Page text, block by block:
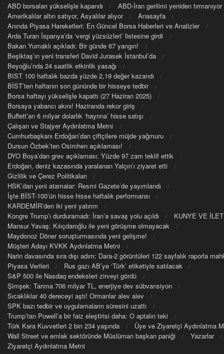
ABD borsaları yükselişle kapandı
ABD-İran gerilimi yeniden tırmanıyor
Amerikalılar altın satıyor, Asyalılar alıyor
Anasayfa
Anında Piyasa Hareketleri: En Güncel Borsa Haberleri ve Analizler
Arda Turan İspanya’da ‘vergi yüzsüzleri’ listesine girdi
Bakan Yumaklı açıkladı: Bir günde 67 yangın!
Beşiktaş’ın yeni transferi David Jurasek İstanbul’da
Beyoğlu’nda 24 saatlik etkinlik yasağı
BIST 100 haftalık bazda yüzde 2,19 değer kazandı
BİST’ten haftanın son gününde bir hisseye tedbir
Borsa haftayı yükselişle kapattı (27 Haziran 2025)
Borsaya yabancı akını! Haziranda rekor giriş
Buffett’an 6 milyar dolarlık ‘hayrına’ hisse satışı
Çalışan ve Stajyer Aydınlatma Metni
Cumhurbaşkanı Erdoğan’dan çiftçilere müjde yağmuru
Dursun Özbek’ten Osimhen açıklaması!
DYO Boya’dan grev açıklaması: Yüzde 97 zam teklif ettik
Erdoğan, deniz kazasında yaralanan Yalçın’ı ziyaret etti
Gizlilik ve Çerez Politikaları
HSK’dan yeni atamalar: Resmi Gazete’de yayımlandı
İşte BİST-100’ün hisse hisse haftalık performansı
KARDEMİR’den iki yeni yatırım
Kongre Trump’ı durduramadı: İran’a savaş yolu açıldı
KUNYE VE
Mansur Yavaş: Kılıçdaroğlu ile yeni görüşme olmayacak
Maydonoz Döner soruşturmasında yeni gelişme!
Müşteri Adayı KVKK Aydınlatma Metni
Narin davasında sıra dışı adım: Dara-2 görüntüleri 122 sayfalık raporla
Piyasa Verileri
Rus gazı AB’ye ‘Türk’ etiketiyle satılacak
S&P 500 ile Nasdaq endeksleri zirveyi gördü
Şimşek: Tarıma 706 milyar TL, enerjiye dev sübvansiyon
Sıcaklıklar 40 dereceyi aştı! Ormanlar alev alev
SPK bazı tedbir ve uygulamaların süresini uzattı
Trump’tan Powell’a bir faiz eleştirisi daha: O aptalın teki
Türk Kara Kuvvetleri 2 bin 234 yaşında
Üye ve Ziyaretçi Aydınlatma
Wall Street ve emlak sektöründe Müslüman başkan paniği
Yazarlar
Ziyaretçi Aydınlatma Metni